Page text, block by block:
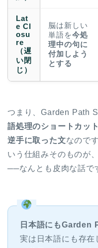
Lat
e Cl
osu
re
（遅
い閉
じ）
脳は新しい
単語を今処
理中の句に
付加しよう
とする
つまり、Garden Path
語処理のショートカッ
逆手に取った文なので
いう仕組みそのものが
──なんとも皮肉な話で
日本語にもGarden
実は日本語にも存在